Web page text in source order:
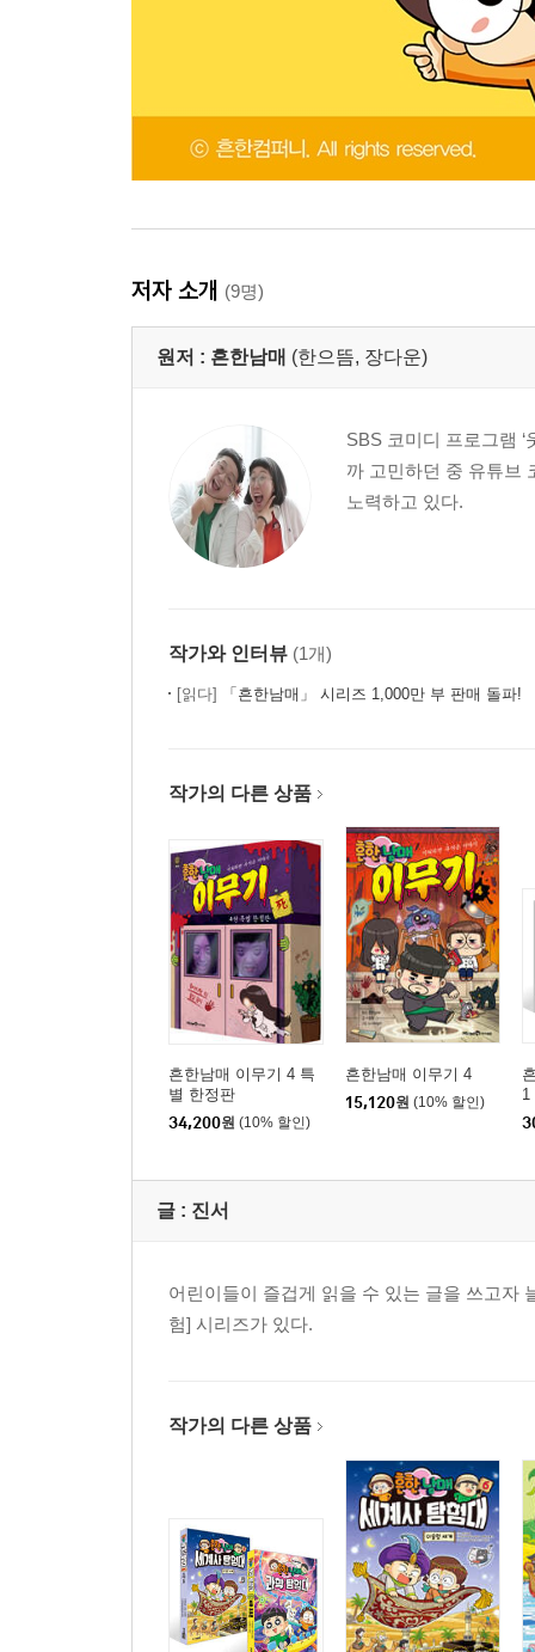
저자 소개 (9명)
원저 : 흔한남매 (한으뜸, 장다운)
SBS 코미디 프로그램
까 고민하던 중 유튜브
노력하고 있다.
작가와 인터뷰 (1개)
[읽다] 「흔한남매」 시리즈 1,000만 부 판매 돌파!
작가의 다른 상품
흔한남매 이무기 4 특
별 한정판
34,200원 (10% 할인)
흔한남매 이무기 4
15,120원 (10% 할인)
1
글 : 진서
어린이들이 즐겁게 읽을 수 있는 글을 쓰고자
험] 시리즈가 있다.
작가의 다른 상품